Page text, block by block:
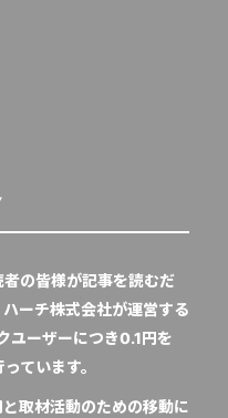
の皆様が記事を読むだ
ーチ株式会社が運営する
ユーザーにつき0.1円を
ています。
取材活動のための移動に